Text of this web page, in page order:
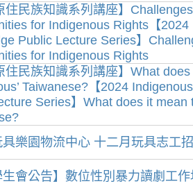
住民族知識系列講座】
for Indigenous Rights【2024
Public Lecture Series】
for Indigenous Rights
住民族知識系列講座】What
Taiwanese?【2024
Series】What does it mean
樂園物流中心 十二月玩具志工
生會公告】數位性別暴力讀劇工作